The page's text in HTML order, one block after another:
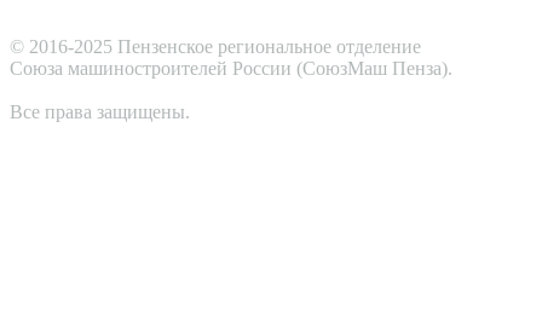
© 2016-2025 Пензенское региональное отделение
Cоюза машиностроителей России (СоюзМаш Пенза).
Все права защищены.